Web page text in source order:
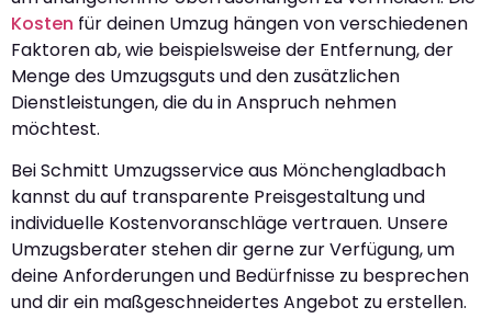
Kosten für deinen Umzug hängen von verschiedenen
Faktoren ab, wie beispielsweise der Entfernung, der
Menge des Umzugsguts und den zusätzlichen
Dienstleistungen, die du in Anspruch nehmen
möchtest.
Bei Schmitt Umzugsservice aus Mönchengladbach
kannst du auf transparente Preisgestaltung und
individuelle Kostenvoranschläge vertrauen. Unsere
Umzugsberater stehen dir gerne zur Verfügung, um
deine Anforderungen und Bedürfnisse zu besprechen
und dir ein maßgeschneidertes Angebot zu erstellen.